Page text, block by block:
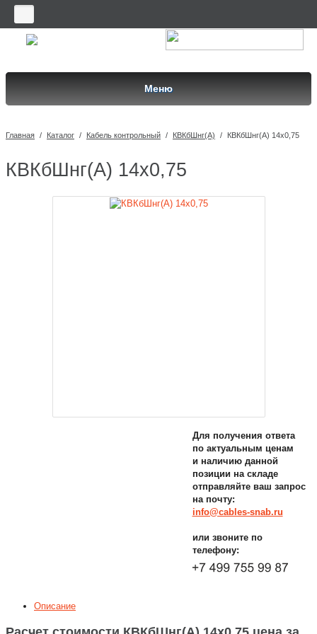
Меню
Главная / Каталог / Кабель контрольный / КВКбШнг(A) / КВКбШнг(A) 14х0,75
КВКбШнг(A) 14х0,75
Для получения ответа
по актуальным ценам
и наличию данной
позиции на складе
отправляйте ваш запрос
на почту:
info@cables-snab.ru
или звоните по
телефону:
Описание